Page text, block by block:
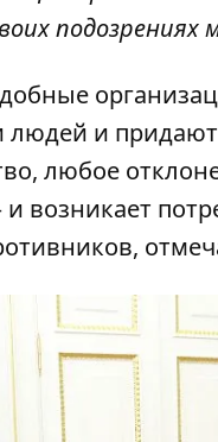
подозрениях
людей и
любое
и возникает